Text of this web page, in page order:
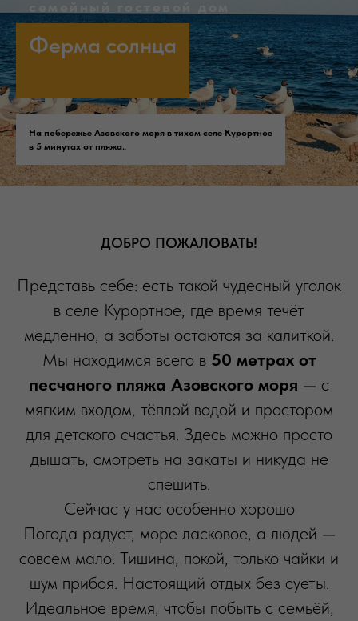
Ферма солнца
На побережье Азовского моря в тихом селе Курортное
в 5 минутах от пляжа..
ДОБРО ПОЖАЛОВАТЬ!
Представь себе: есть такой чудесный уголок
в селе Курортное, где время течёт
медленно, а заботы остаются за калиткой.
Мы находимся всего в 50 метрах от
песчаного пляжа Азовского моря — с
мягким входом, тёплой водой и простором
для детского счастья. Здесь можно просто
дышать, смотреть на закаты и никуда не
спешить.
Сейчас у нас особенно хорошо
Погода радует, море ласковое, а людей —
совсем мало. Тишина, покой, только чайки и
шум прибоя. Настоящий отдых без суеты.
Идеальное время, чтобы побыть с семьёй,